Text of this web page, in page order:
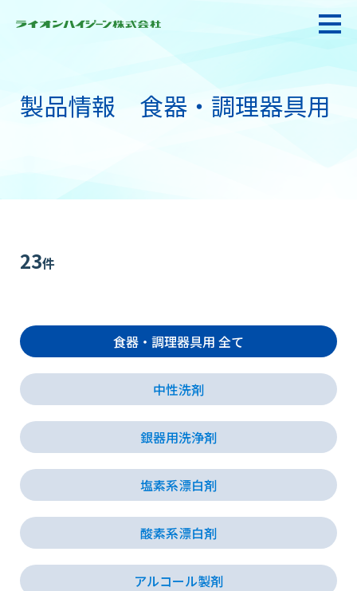
私たちの強み・使命
採用情報
各種問い合わせ
製品情報 食器・調理器具用
23件
食器・調理器具用 全て
中性洗剤
銀器用洗浄剤
塩素系漂白剤
酸素系漂白剤
アルコール製剤